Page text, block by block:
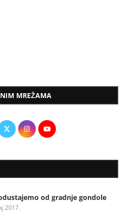
MREŽAMA
od gradnje gondole
2017.